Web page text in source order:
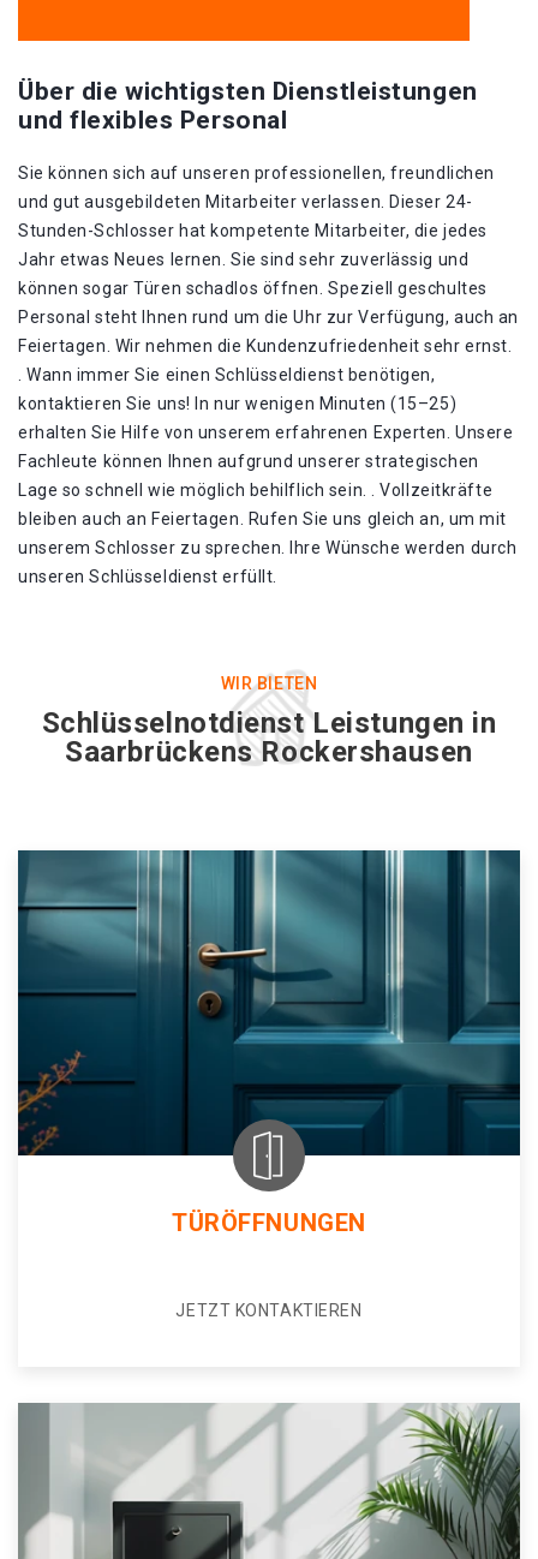
Über die wichtigsten Dienstleistungen
und flexibles Personal
Sie können sich auf unseren professionellen, freundlichen
und gut ausgebildeten Mitarbeiter verlassen. Dieser 24-
Stunden-Schlosser hat kompetente Mitarbeiter, die jedes
Jahr etwas Neues lernen. Sie sind sehr zuverlässig und
können sogar Türen schadlos öffnen. Speziell geschultes
Personal steht Ihnen rund um die Uhr zur Verfügung, auch an
Feiertagen. Wir nehmen die Kundenzufriedenheit sehr ernst.
. Wann immer Sie einen Schlüsseldienst benötigen,
kontaktieren Sie uns! In nur wenigen Minuten (15–25)
erhalten Sie Hilfe von unserem erfahrenen Experten. Unsere
Fachleute können Ihnen aufgrund unserer strategischen
Lage so schnell wie möglich behilflich sein. . Vollzeitkräfte
bleiben auch an Feiertagen. Rufen Sie uns gleich an, um mit
unserem Schlosser zu sprechen. Ihre Wünsche werden durch
unseren Schlüsseldienst erfüllt.
WIR BIETEN
Schlüsselnotdienst Leistungen in
Saarbrückens Rockershausen
TÜRÖFFNUNGEN
JETZT KONTAKTIEREN